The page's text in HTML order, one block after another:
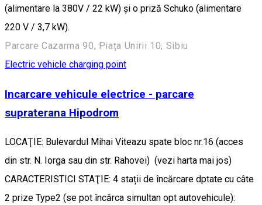
(alimentare la 380V / 22 kW) și o priză Schuko (alimentare
220 V / 3,7 kW).
Parcare Cazarma 90, Piața Unirii 10, Sibiu
Electric vehicle charging point
Incarcare vehicule electrice - parcare
supraterana Hipodrom
LOCAŢIE: Bulevardul Mihai Viteazu spate bloc nr.16 (acces
din str. N. Iorga sau din str. Rahovei) (vezi harta mai jos)
CARACTERISTICI STAŢIE: 4 stații de încărcare dptate cu câte
2 prize Type2 (se pot încărca simultan opt autovehicule):